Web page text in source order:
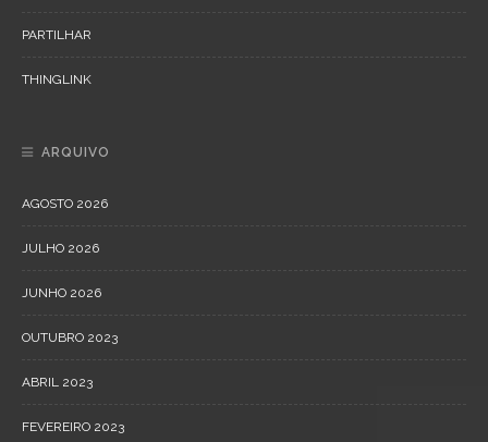
PARTILHAR
THINGLINK
ARQUIVO
AGOSTO 2026
JULHO 2026
JUNHO 2026
OUTUBRO 2023
ABRIL 2023
FEVEREIRO 2023